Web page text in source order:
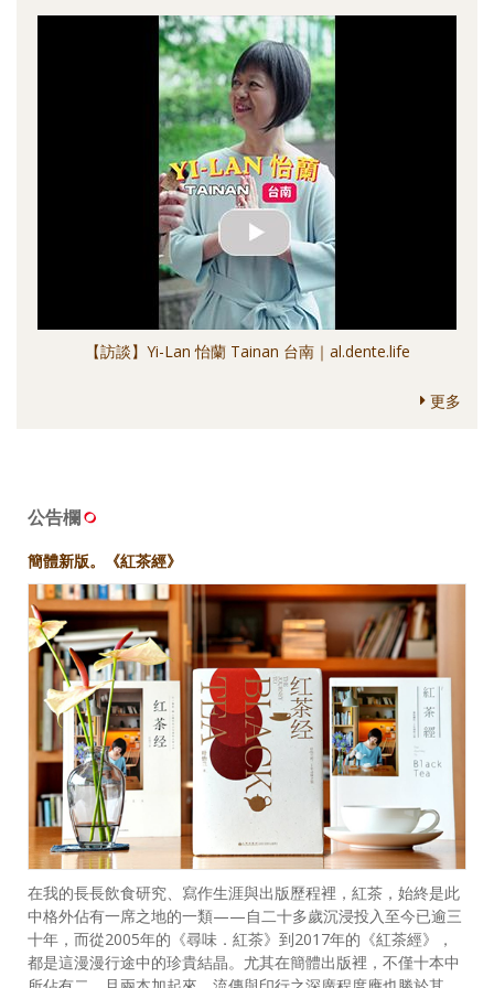
【訪談】Yi-Lan 怡蘭 Tainan 台南｜al.dente.life
更多
公告欄
簡體新版。《紅茶經》
在我的長長飲食研究、寫作生涯與出版歷程裡，紅茶，始終是此
中格外佔有一席之地的一類——自二十多歲沉浸投入至今已逾三
十年，而從2005年的《尋味．紅茶》到2017年的《紅茶經》，
都是這漫漫行途中的珍貴結晶。尤其在簡體出版裡，不僅十本中